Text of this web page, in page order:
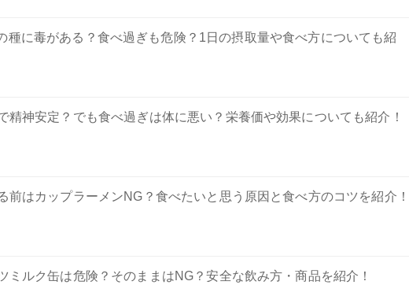
種に毒がある？食べ過ぎも危険？1日の摂取量や食べ方についても紹
精神安定？でも食べ過ぎは体に悪い？栄養価や効果についても紹介！
前はカップラーメンNG？食べたいと思う原因と食べ方のコツを紹介！
ミルク缶は危険？そのままはNG？安全な飲み方・商品を紹介！